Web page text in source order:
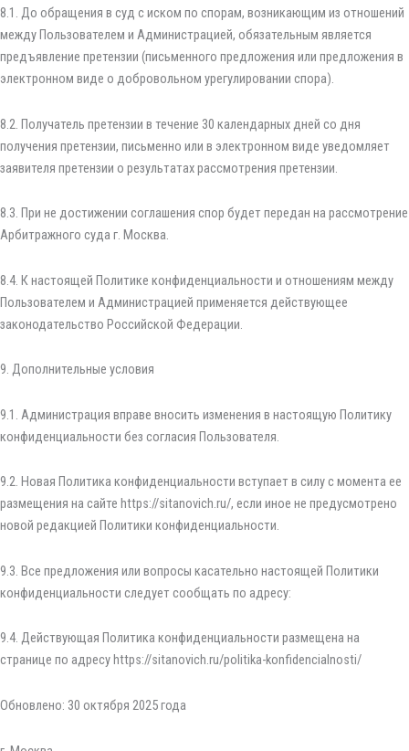
8.1. До обращения в суд с иском по спорам, возникающим из отношений
между Пользователем и Администрацией, обязательным является
предъявление претензии (письменного предложения или предложения в
электронном виде о добровольном урегулировании спора).
8.2. Получатель претензии в течение 30 календарных дней со дня
получения претензии, письменно или в электронном виде уведомляет
заявителя претензии о результатах рассмотрения претензии.
8.3. При не достижении соглашения спор будет передан на рассмотрение
Арбитражного суда г. Москва.
8.4. К настоящей Политике конфиденциальности и отношениям между
Пользователем и Администрацией применяется действующее
законодательство Российской Федерации.
9. Дополнительные условия
9.1. Администрация вправе вносить изменения в настоящую Политику
конфиденциальности без согласия Пользователя.
9.2. Новая Политика конфиденциальности вступает в силу с момента ее
размещения на сайте https://sitanovich.ru/, если иное не предусмотрено
новой редакцией Политики конфиденциальности.
9.3. Все предложения или вопросы касательно настоящей Политики
конфиденциальности следует сообщать по адресу:
9.4. Действующая Политика конфиденциальности размещена на
странице по адресу https://sitanovich.ru/politika-konfidencialnosti/
Обновлено: 30 октября 2025 года